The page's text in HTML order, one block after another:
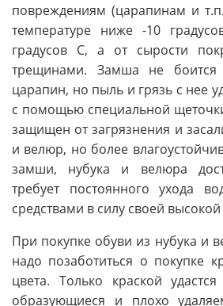
повреждениям (царапинам и
температуре ниже -10
градусов С, а от сырости
трещинами. Замша не
царапин, но пыль и грязь с нее
с помощью специальной
защищен от загрязнения и
и велюр, но более
замши, нубука и велюра
требует постоянного ухода
средствами в силу своей
При покупке обуви из нубука и
надо позаботиться о покупке
цвета. Только краской
образующиеся и плохо